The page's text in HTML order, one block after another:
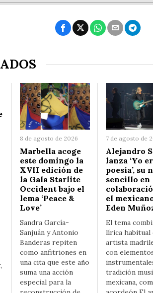
8 de agosto de 2026
Marbella acoge
este domingo la
XVII edición de
la Gala Starlite
Occident bajo el
lema ‘Peace &
Love’
Sandra García-
Sanjuán y Antonio
Banderas repiten
como anfitriones en
una cita que este año
suma una acción
especial para la
7 de agosto de
Alejandro
lanza ‘Yo
poesía’, su
sencillo en
el
Eden
El tema
lírica habitual
artista
con
tradición
mexicana,